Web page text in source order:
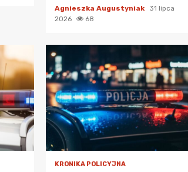
Agnieszka Augustyniak 31 lipca
2026
68
KRONIKA POLICYJNA